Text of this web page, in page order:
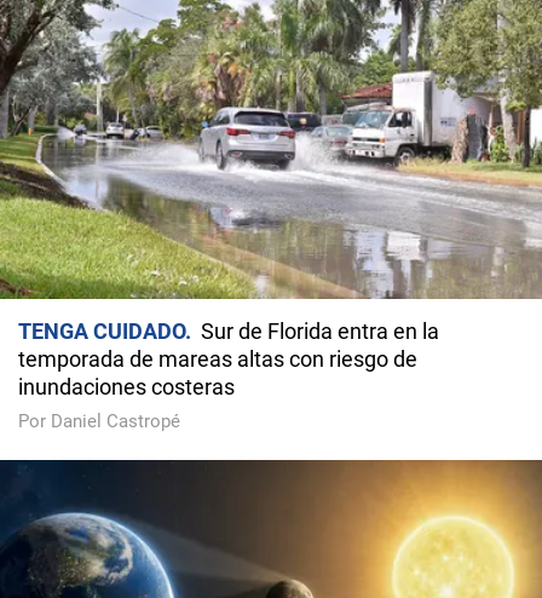
TENGA CUIDADO
Sur de Florida entra en la
temporada de mareas altas con riesgo de
inundaciones costeras
Por Daniel Castropé